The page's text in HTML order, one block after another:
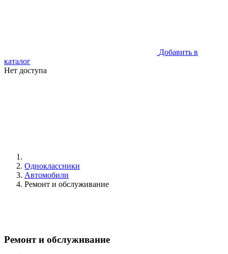
Добавить в
каталог
Нет доступа
Одноклассники
Автомобили
Ремонт и обслуживание
Ремонт и обслуживание